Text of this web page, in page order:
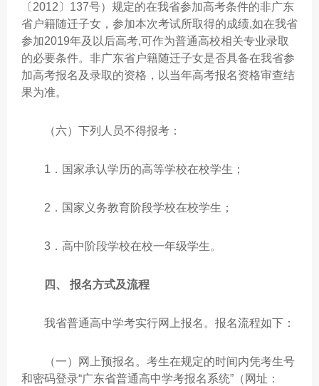
〔2012〕137号）规定的在我省参加高考条件的非广东
省户籍随迁子女，参加本次考试所取得的成绩,如在我省
参加2019年及以后高考,可作为普通高校相关专业录取
的必要条件。非广东省户籍随迁子女是否具备在我省参
加高考报名及录取的资格，以当年高考报名资格审查结
果为准。
（六）下列人员不得报考：
1．国家承认学历的高等学校在校学生；
2．国家义务教育阶段学校在校学生；
3．高中阶段学校在校一年级学生。
四、 报名方式及流程
我省普通高中学考实行网上报名。报名流程如下：
（一）网上预报名。考生在规定的时间内凭考生号
和密码登录“广东省普通高中学考报名系统”（网址：